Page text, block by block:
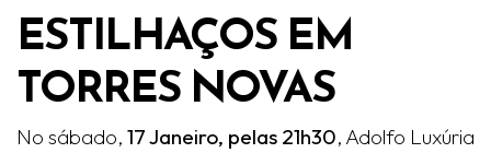
ESTILHAÇOS EM
TORRES NOVAS
No sábado, 17 Janeiro, pelas 21h30, Adolfo Luxúria